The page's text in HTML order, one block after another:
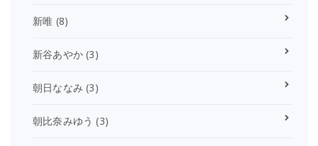
新唯 (8)
新谷あやか (3)
朝日ななみ (3)
朝比奈みゆう (3)